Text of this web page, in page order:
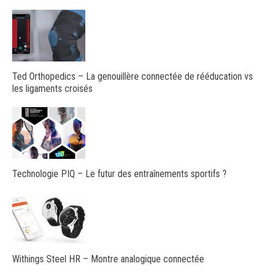
Ted Orthopedics – La genouillère connectée de rééducation vs
les ligaments croisés
Technologie PIQ – Le futur des entraînements sportifs ?
Withings Steel HR – Montre analogique connectée